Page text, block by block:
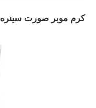
کرم موبر صورت سینره